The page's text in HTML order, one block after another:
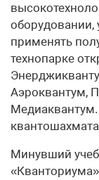
оборудовании,
применять
технопарке
Аэроквантум,
Минувший